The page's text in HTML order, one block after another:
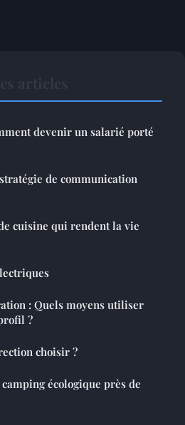
devenir un salarié porté
de communication
cuisine qui rendent la vie
: Quels moyens utiliser
?
choisir ?
écologique près de